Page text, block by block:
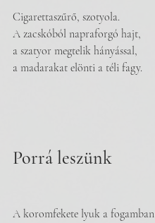
Cigarettaszűrő, szotyola.
A zacskóból napraforgó hajt,
a szatyor megtelik hányással,
a madarakat elönti a téli fagy.
Porrá leszünk
A koromfekete lyuk a fogamban